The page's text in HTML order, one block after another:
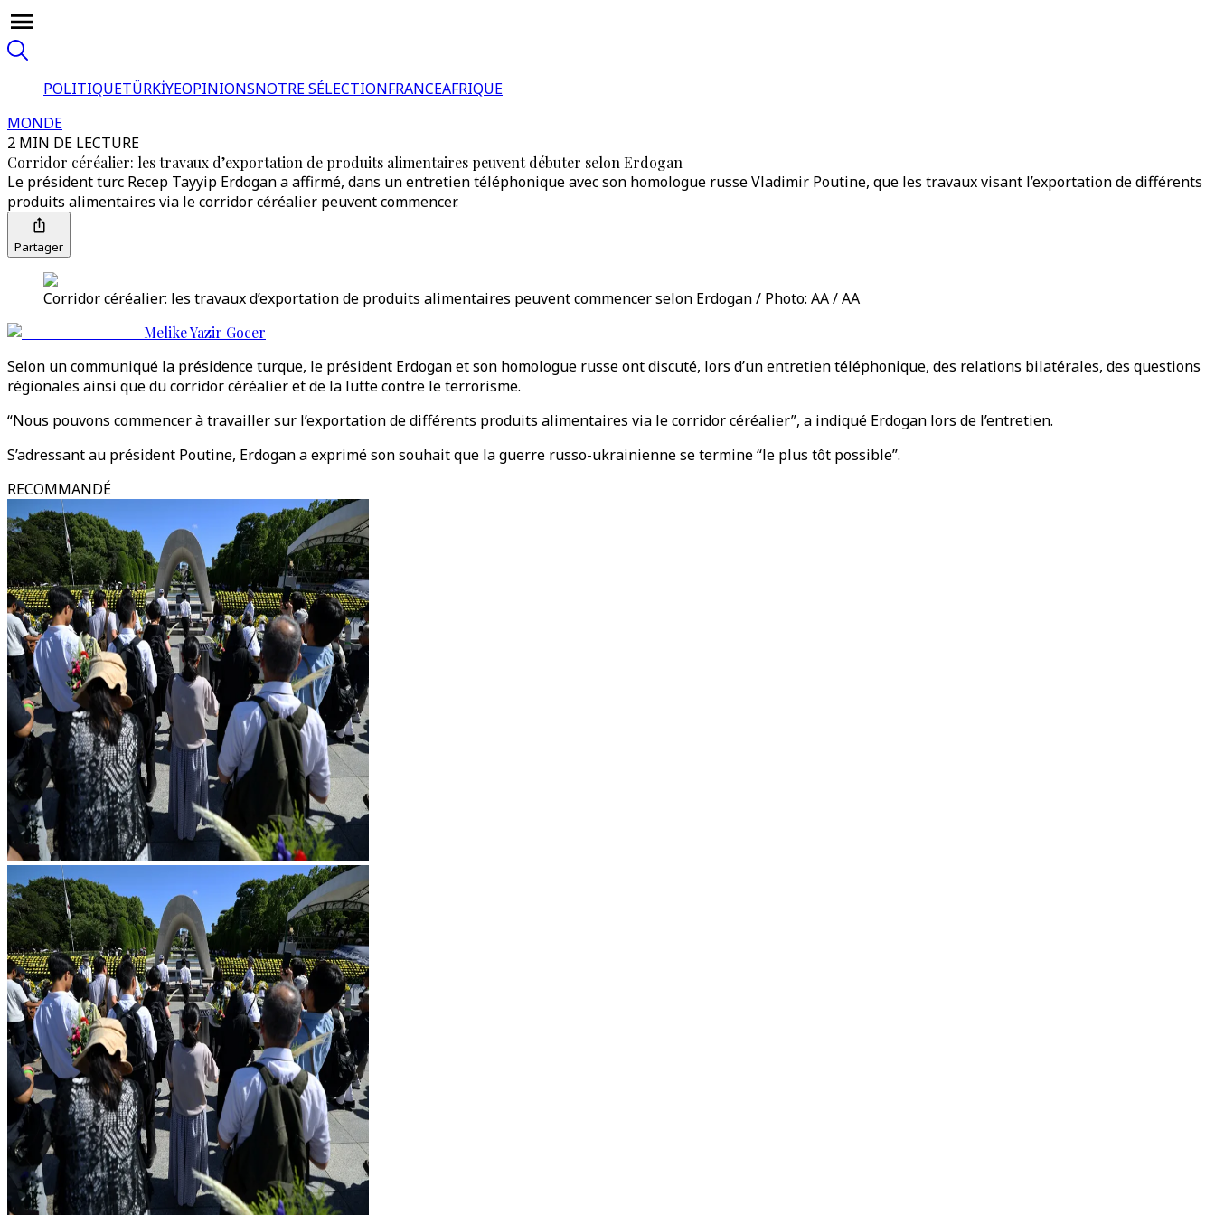
POLITIQUETÜRKİYEOPINIONSNOTRE SÉLECTIONFRANCEAFRIQUE
MONDE
2 MIN DE LECTURE
Corridor céréalier: les travaux d’exportation de produits alimentaires peuvent débuter selon Erdogan
Le président turc Recep Tayyip Erdogan a affirmé, dans un entretien téléphonique avec son homologue russe Vladimir Poutine, que les travaux visant l’exportation de différents
produits alimentaires via le corridor céréalier peuvent commencer.
Partager
Corridor céréalier: les travaux d’exportation de produits alimentaires peuvent commencer selon Erdogan / Photo: AA / AA
Melike Yazir Gocer
Selon un communiqué la présidence turque, le président Erdogan et son homologue russe ont discuté, lors d’un entretien téléphonique, des relations bilatérales, des questions
régionales ainsi que du corridor céréalier et de la lutte contre le terrorisme.
“Nous pouvons commencer à travailler sur l’exportation de différents produits alimentaires via le corridor céréalier”, a indiqué Erdogan lors de l’entretien.
S’adressant au président Poutine, Erdogan a exprimé son souhait que la guerre russo-ukrainienne se termine “le plus tôt possible”.
RECOMMANDÉ